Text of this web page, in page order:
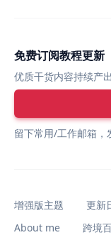
免费订阅教程更新
优质干货内容持续产
留下常用/工作邮箱，
增强版主题 更新
About me
跨境